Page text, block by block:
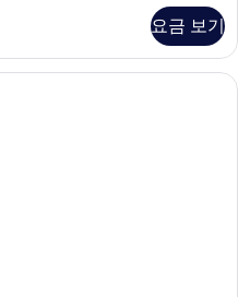
요금 보기
이그제큐티브 스위트 | 미니바, 책상,